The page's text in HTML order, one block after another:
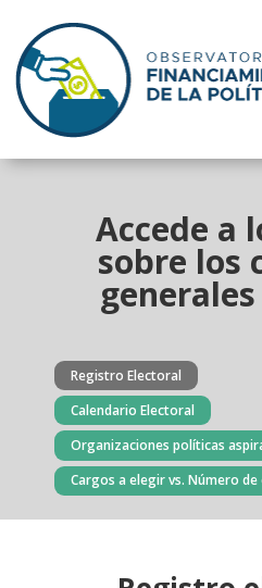
Accede a
sobre los
generales
Registro Electoral
Calendario Electoral
Organizaciones políticas
Cargos a elegir vs. Número